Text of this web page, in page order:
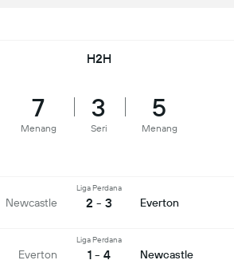
H2H
7
Menang
3
Seri
5
Menang
Newcastle
Liga Perdana
2 - 3 Everton
Everton
Liga Perdana
1 - 4 Newcastle